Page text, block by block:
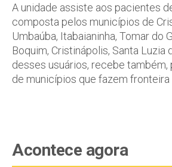
A unidade assiste aos pacientes
composta pelos municípios de
Umbaúba, Itabaianinha, Tomar do
Boquim, Cristinápolis, Santa Luzia
desses usuários, recebe também,
de municípios que fazem fronteira
Acontece agora